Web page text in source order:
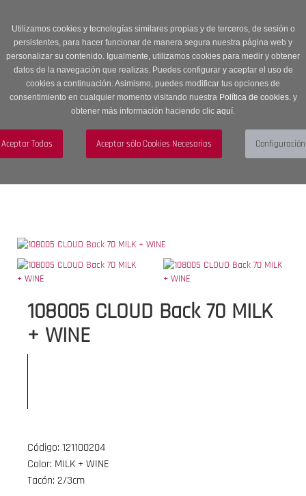
Utilizamos cookies y tecnologías similares propias y de terceros, de sesión o
persistentes, para hacer funcionar de manera segura nuestra página web y
personalizar su contenido. Igualmente, utilizamos cookies para medir y obtener
datos de la navegación que realizas. Puedes configurar y aceptar el uso de
cookies a continuación. Asimismo, puedes modificar tus opciones de
consentimiento en cualquier momento visitando nuestra Política de cookies.y
obtener más información haciendo clic aquí.
descuento en Sección OUTLET con código OUTLET20
navigation
Menú
108005 CLOUD Back 70 MILK
+ WINE
Código: 121100204
Color: MILK + WINE
Tacón: 2/3cm